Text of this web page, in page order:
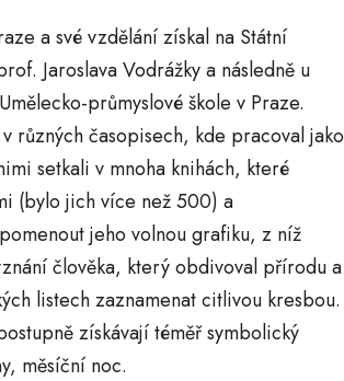
a své vzdělání získal na Státní
Jaroslava Vodrážky a následně u
průmyslové škole v Praze.
různých časopisech, kde pracoval jako
setkali v mnoha knihách, které
(bylo jich více než 500) a
jeho volnou grafiku, z níž
člověka, který obdivoval přírodu a
listech zaznamenat citlivou kresbou.
získávají téměř symbolický
měsíční noc.